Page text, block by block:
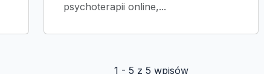
psychoterapii online,...
1 - 5 z 5 wpisów